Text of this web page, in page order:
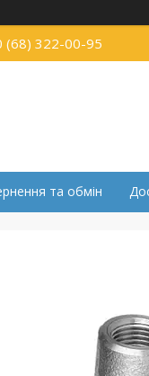
(68) 322-00-95
та обмін